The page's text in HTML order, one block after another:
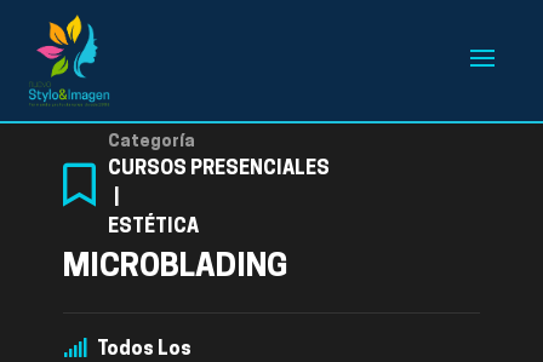
Categoría
CURSOS PRESENCIALES
ESTÉTICA
MICROBLADING
Todos Los